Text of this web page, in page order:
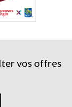
vos offres